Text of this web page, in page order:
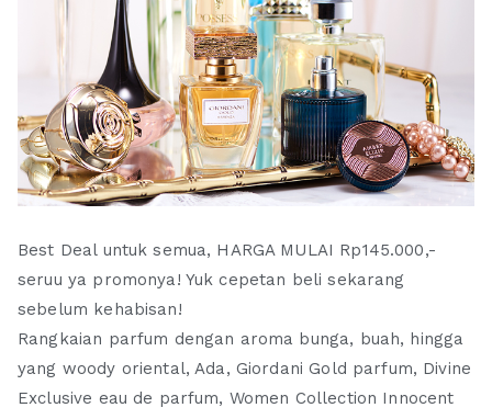
Best Deal untuk semua, HARGA MULAI Rp145.000,-
seruu ya promonya! Yuk cepetan beli sekarang
sebelum kehabisan!
Rangkaian parfum dengan aroma bunga, buah, hingga
yang woody oriental, Ada, Giordani Gold parfum, Divine
Exclusive eau de parfum, Women Collection Innocent